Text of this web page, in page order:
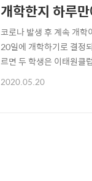
개학한지 하루
코로나 발생 후 계속 개
20일에 개학하기로 결정
르면 두 학생은 이태원클
당시 코인노래방을 방문
2020.05.20